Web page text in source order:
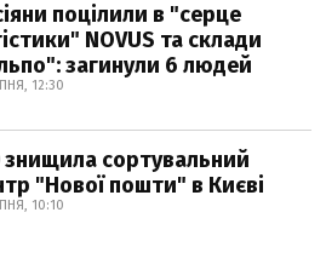
поцілили в "серце
NOVUS та склади
загинули 6 людей
12:30
сортувальний
"Нової пошти" в Києві
10:10